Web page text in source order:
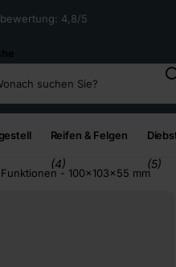
4,8/5
Reifen & Felgen
(4) (5)
- 100x103x55 mm